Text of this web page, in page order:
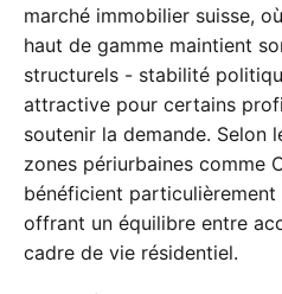
marché immobilier suisse,
haut de gamme maintient
structurels - stabilité
attractive pour certains
soutenir la demande. Selon
zones périurbaines comme
bénéficient
offrant un équilibre entre
cadre de vie résidentiel.